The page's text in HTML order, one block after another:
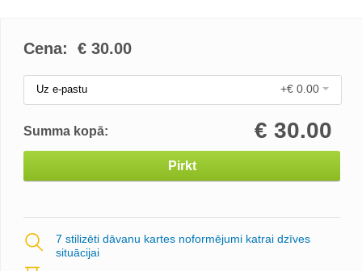
Cena: € 30.00
Uz e-pastu +€ 0.00
Summa kopā: € 30.00
Pirkt
7 stilizēti dāvanu kartes noformējumi katrai dzīves
situācijai